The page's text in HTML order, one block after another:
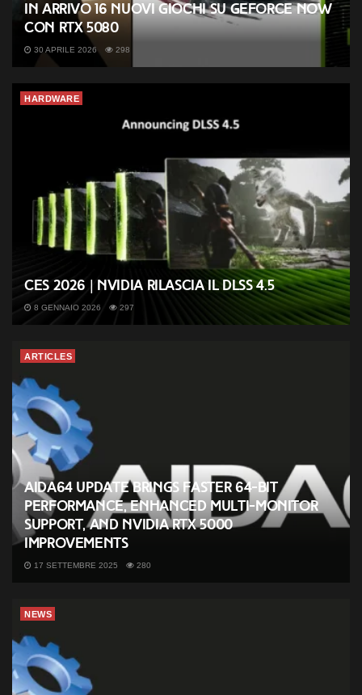
In arrivo 16 nuovi giochi su GeForce NOW
con RTX 5080
30 APRILE 2026 298
HARDWARE
CES 2026 | Nvidia rilascia il DLSS 4.5
8 GENNAIO 2026 297
ARTICLES
AIDA64 Update Brings Faster 64-Bit
Performance, Enhanced Multi-Monitor
Support, and NVIDIA RTX 5000
Improvements
17 SETTEMBRE 2025 280
NEWS